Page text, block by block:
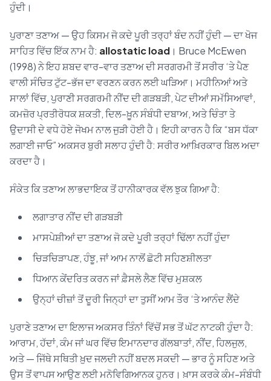
ਹੁੰਦੀ।
ਪੁਰਾਣਾ ਤਣਾਅ — ਉਹ ਕਿਸਮ ਜੋ ਕਦੇ ਪੂਰੀ ਤਰ੍ਹਾਂ ਬੰਦ ਨਹੀਂ ਹੁੰਦੀ — ਦਾ ਖੋਜ
ਸਾਹਿਤ ਵਿੱਚ ਇੱਕ ਨਾਮ ਹੈ: allostatic load । Bruce McEwen
(1998) ਨੇ ਇਹ ਸ਼ਬਦ ਵਾਰ-ਵਾਰ ਤਣਾਅ ਦੀ ਸਰਗਰਮੀ ਤੋਂ ਸਰੀਰ ‘ਤੇ ਪੈਣ
ਵਾਲੀ ਸੰਚਿਤ ਟੁੱਟ-ਭੱਜ ਦਾ ਵਰਣਨ ਕਰਨ ਲਈ ਘੜਿਆ। ਮਹੀਨਿਆਂ ਅਤੇ
ਸਾਲਾਂ ਵਿੱਚ, ਪੁਰਾਣੀ ਸਰਗਰਮੀ ਨੀਂਦ ਦੀ ਗੜਬੜੀ, ਪੇਟ ਦੀਆਂ ਸਮੱਸਿਆਵਾਂ,
ਕਮਜ਼ੋਰ ਪ੍ਰਤੀਰੋਧਕ ਸ਼ਕਤੀ, ਦਿਲ-ਖ਼ੂਨ ਸੰਬੰਧੀ ਦਬਾਅ, ਅਤੇ ਚਿੰਤਾ ਤੇ
ਉਦਾਸੀ ਦੇ ਵਧੇ ਹੋਏ ਜੋਖਮ ਨਾਲ ਜੁੜੀ ਹੋਈ ਹੈ। ਇਹੀ ਕਾਰਨ ਹੈ ਕਿ “ਬਸ ਧੱਕਾ
ਲਗਾਈ ਜਾਓ” ਅਕਸਰ ਬੁਰੀ ਸਲਾਹ ਹੁੰਦੀ ਹੈ: ਸਰੀਰ ਆਖ਼ਿਰਕਾਰ ਬਿਲ ਅਦਾ
ਕਰਦਾ ਹੈ।
ਸੰਕੇਤ ਕਿ ਤਣਾਅ ਲਾਭਦਾਇਕ ਤੋਂ ਹਾਨੀਕਾਰਕ ਵੱਲ ਝੁਕ ਗਿਆ ਹੈ:
ਲਗਾਤਾਰ ਨੀਂਦ ਦੀ ਗੜਬੜੀ
ਮਾਸਪੇਸ਼ੀਆਂ ਦਾ ਤਣਾਅ ਜੋ ਕਦੇ ਪੂਰੀ ਤਰ੍ਹਾਂ ਢਿੱਲਾ ਨਹੀਂ ਹੁੰਦਾ
ਚਿੜਚਿੜਾਪਣ, ਹੰਝੂ, ਜਾਂ ਆਮ ਨਾਲੋਂ ਛੋਟੀ ਸਹਿਣਸ਼ੀਲਤਾ
ਧਿਆਨ ਕੇਂਦਰਿਤ ਕਰਨ ਜਾਂ ਫ਼ੈਸਲੇ ਲੈਣ ਵਿੱਚ ਮੁਸ਼ਕਲ
ਉਨ੍ਹਾਂ ਚੀਜ਼ਾਂ ਤੋਂ ਦੂਰੀ ਜਿਨ੍ਹਾਂ ਦਾ ਤੁਸੀਂ ਆਮ ਤੌਰ ‘ਤੇ ਆਨੰਦ ਲੈਂਦੇ
ਪੁਰਾਣੇ ਤਣਾਅ ਦਾ ਇਲਾਜ ਅਕਸਰ ਤਿੰਨਾਂ ਵਿੱਚੋਂ ਸਭ ਤੋਂ ਘੱਟ ਨਾਟਕੀ ਹੁੰਦਾ ਹੈ:
ਆਰਾਮ, ਹੱਦਾਂ, ਕੰਮ ਜਾਂ ਘਰ ਵਿੱਚ ਇਮਾਨਦਾਰ ਗੱਲਬਾਤਾਂ, ਨੀਂਦ, ਹਿਲਜੁਲ,
ਅਤੇ — ਜਿੱਥੇ ਸਥਿਤੀ ਖ਼ੁਦ ਜਲਦੀ ਨਹੀਂ ਬਦਲ ਸਕਦੀ — ਭਾਰ ਨੂੰ ਸਹਿਣ ਅਤੇ
ਉਸ ਤੋਂ ਵਾਪਸ ਆਉਣ ਲਈ ਮਨੋਵਿਗਿਆਨਕ ਹੁਨਰ। ਖ਼ਾਸ ਕਰਕੇ ਕੰਮ-ਸੰਬੰਧੀ